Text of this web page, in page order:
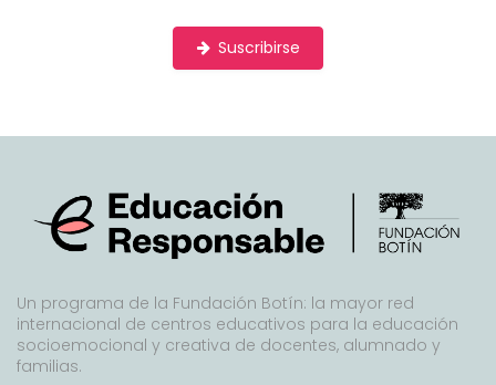
Suscribirse
Un programa de la Fundación Botín: la mayor red
internacional de centros educativos para la educación
socioemocional y creativa de docentes, alumnado y
familias.